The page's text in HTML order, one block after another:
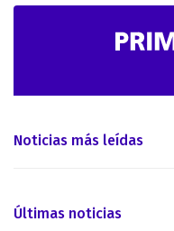
Noticias más leídas
Últimas noticias